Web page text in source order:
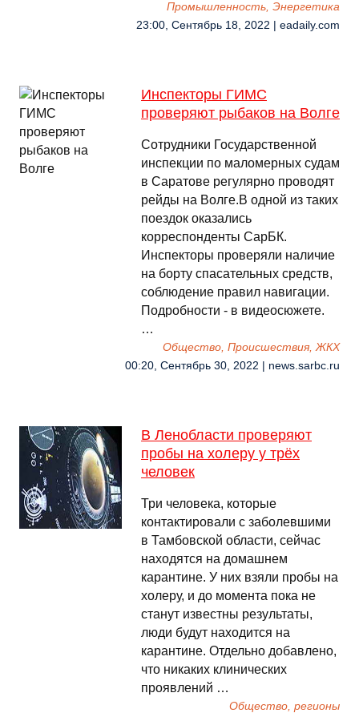
Промышленность, Энергетика
23:00, Сентябрь 18, 2022 | eadaily.com
Инспекторы ГИМС
проверяют рыбаков на Волге
Сотрудники Государственной
инспекции по маломерных судам
в Саратове регулярно проводят
рейды на Волге.В одной из таких
поездок оказались
корреспонденты СарБК.
Инспекторы проверяли наличие
на борту спасательных средств,
соблюдение правил навигации.
Подробности - в видеосюжете.
…
Общество, Происшествия, ЖКХ
00:20, Сентябрь 30, 2022 | news.sarbc.ru
В Ленобласти проверяют
пробы на холеру у трёх
человек
Три человека, которые
контактировали с заболевшими
в Тамбовской области, сейчас
находятся на домашнем
карантине. У них взяли пробы на
холеру, и до момента пока не
станут известны результаты,
люди будут находится на
карантине. Отдельно добавлено,
что никаких клинических
проявлений …
Общество, регионы